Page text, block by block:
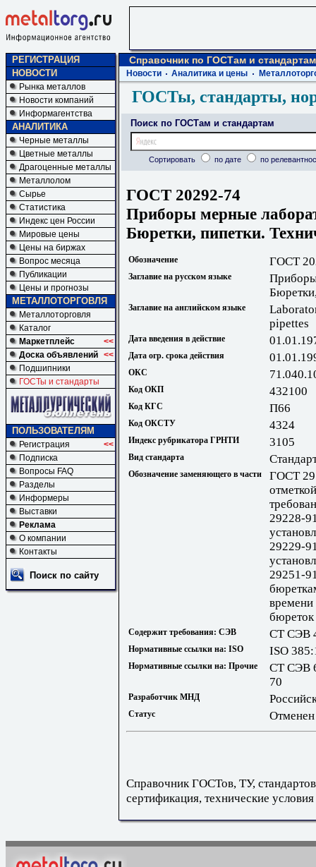
РЕГИСТРАЦИЯ
НОВОСТИ
Рынка металлов
Новости компаний
Информагентства
АНАЛИТИКА
Черные металлы
Цветные металлы
Драгоценные металлы
Металлолом
Сырье
Статистика
Индекс цен России
Мировые цены
Цены на биржах
Вопрос месяца
Публикации
Цены и прогнозы
МЕТАЛЛОТОРГОВЛЯ
Металлоторговля
Каталог
Маркетплейс
<<
Доска объявлений <<
Подшипники
ГОСТы и стандарты
ПОЛЬЗОВАТЕЛЯМ
Регистрация
<<
Подписка
Вопросы FAQ
Разделы
Информеры
Выставки
Реклама
О компании
Контакты
Поиск по сайту
Справочник по ГОСТам и стандартам
Новости Аналитика и цены
ГОСТы, стандарты,
Поиск по ГОСТам и стандартам
Сортировать по дате по
ГОСТ 20292-74
Приборы мерные
Бюретки, пипетки.
Обозначение ГОСТ
Заглавие на русском языке
Заглавие на английском языке
pipettes
Дата введения в действие
Дата огр. срока действия
ОКС
Код ОКП 432100
Код КГС П66
Код ОКСТУ 4324
Индекс рубрикатора ГРНТИ 3105
Вид стандарта
Обозначение заменяющего в части
ГОСТ
29228-
29229-
29251-
Содержит требования: СЭВ СТ СЭВ
Нормативные ссылки на: ISO ISO
Нормативные ссылки на: Прочие
СТ СЭВ
70
Разработчик МНД
Статус Отменен
Справочник ГОСТов, ТУ,
сертификация, технические условия